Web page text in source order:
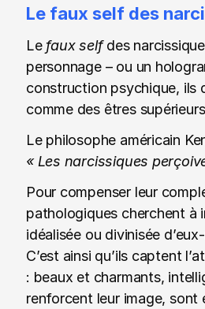
Le faux self des
Le faux self des
personnage – ou un
construction psychique, ils
comme des êtres
Le philosophe américain
« Les narcissiques
Pour compenser leur
pathologiques cherchent à
idéalisée ou divinisée
C’est ainsi qu’ils captent
: beaux et charmants,
renforcent leur image, sont